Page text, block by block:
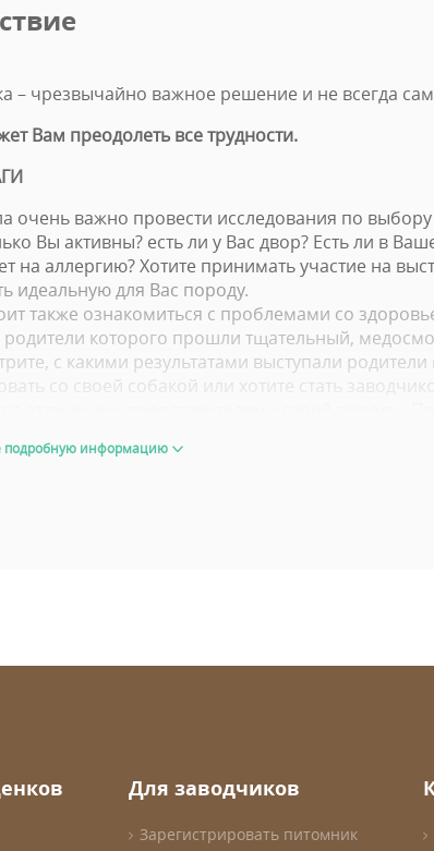
– чрезвычайно важное решение и не всегда
Вам преодолеть все трудности.
очень важно провести исследования по
Вы активны? есть ли у Вас двор? Есть ли в
на аллергию? Хотите принимать участие на
идеальную для Вас породу.
также ознакомиться с проблемами со
которого прошли тщательный,
с какими результатами выступали
со своей собакой или хотите стать
вид 6-8 недельного щенка позволит Вам иметь
подробную информацию
Для заводчиков
Зарегистрировать питомник